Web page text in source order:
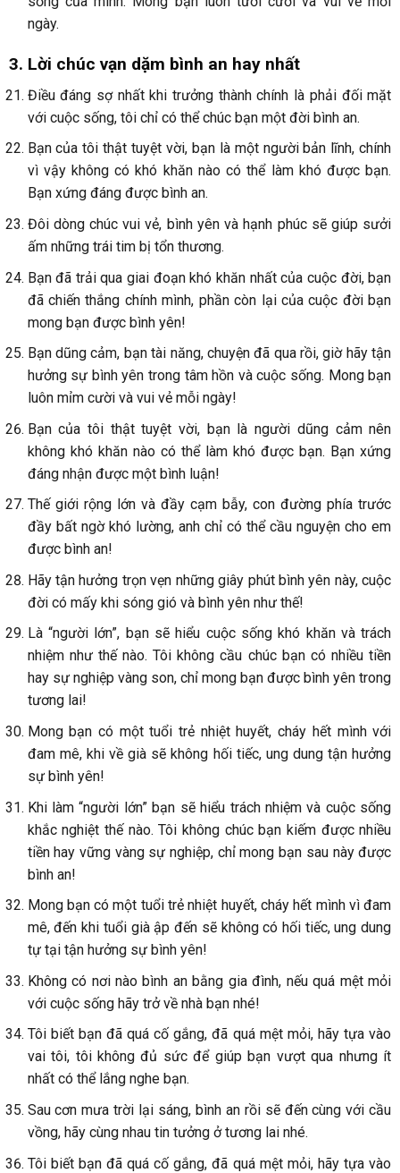
ngày.
3. Lời chúc vạn dặm bình an hay nhất
Điều đáng sợ nhất khi trưởng thành chính là phải đối mặt
với cuộc sống, tôi chỉ có thể chúc bạn một đời bình an.
Bạn của tôi thật tuyệt vời, bạn là một người bản lĩnh, chính
vì vậy không có khó khăn nào có thể làm khó được bạn.
Bạn xứng đáng được bình an.
Đôi dòng chúc vui vẻ, bình yên và hạnh phúc sẽ giúp sưởi
ấm những trái tim bị tổn thương.
Bạn đã trải qua giai đoạn khó khăn nhất của cuộc đời, bạn
đã chiến thắng chính mình, phần còn lại của cuộc đời bạn
mong bạn được bình yên!
Bạn dũng cảm, bạn tài năng, chuyện đã qua rồi, giờ hãy tận
hưởng sự bình yên trong tâm hồn và cuộc sống. Mong bạn
luôn mỉm cười và vui vẻ mỗi ngày!
Bạn của tôi thật tuyệt vời, bạn là người dũng cảm nên
không khó khăn nào có thể làm khó được bạn. Bạn xứng
đáng nhận được một bình luận!
Thế giới rộng lớn và đầy cạm bẫy, con đường phía trước
đầy bất ngờ khó lường, anh chỉ có thể cầu nguyện cho em
được bình an!
Hãy tận hưởng trọn vẹn những giây phút bình yên này, cuộc
đời có mấy khi sóng gió và bình yên như thế!
Là “người lớn”, bạn sẽ hiểu cuộc sống khó khăn và trách
nhiệm như thế nào. Tôi không cầu chúc bạn có nhiều tiền
hay sự nghiệp vàng son, chỉ mong bạn được bình yên trong
tương lai!
Mong bạn có một tuổi trẻ nhiệt huyết, cháy hết mình với
đam mê, khi về già sẽ không hối tiếc, ung dung tận hưởng
sự bình yên!
Khi làm “người lớn” bạn sẽ hiểu trách nhiệm và cuộc sống
khắc nghiệt thế nào. Tôi không chúc bạn kiếm được nhiều
tiền hay vững vàng sự nghiệp, chỉ mong bạn sau này được
bình an!
Mong bạn có một tuổi trẻ nhiệt huyết, cháy hết mình vì đam
mê, đến khi tuổi già ập đến sẽ không có hối tiếc, ung dung
tự tại tận hưởng sự bình yên!
Không có nơi nào bình an bằng gia đình, nếu quá mệt mỏi
với cuộc sống hãy trở về nhà bạn nhé!
Tôi biết bạn đã quá cố gắng, đã quá mệt mỏi, hãy tựa vào
vai tôi, tôi không đủ sức để giúp bạn vượt qua nhưng ít
nhất có thể lắng nghe bạn.
Sau cơn mưa trời lại sáng, bình an rồi sẽ đến cùng với cầu
vồng, hãy cùng nhau tin tưởng ở tương lai nhé.
Tôi biết bạn đã quá cố gắng, đã quá mệt mỏi, hãy tựa vào